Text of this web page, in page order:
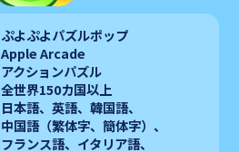
ぷよぷよパズルポップ
Apple Arcade
アクションパズル
全世界150カ国以上
日本語、 英語、 韓国語、
中国語（繁体字、簡体字）、
フランス語、 イタリア語、